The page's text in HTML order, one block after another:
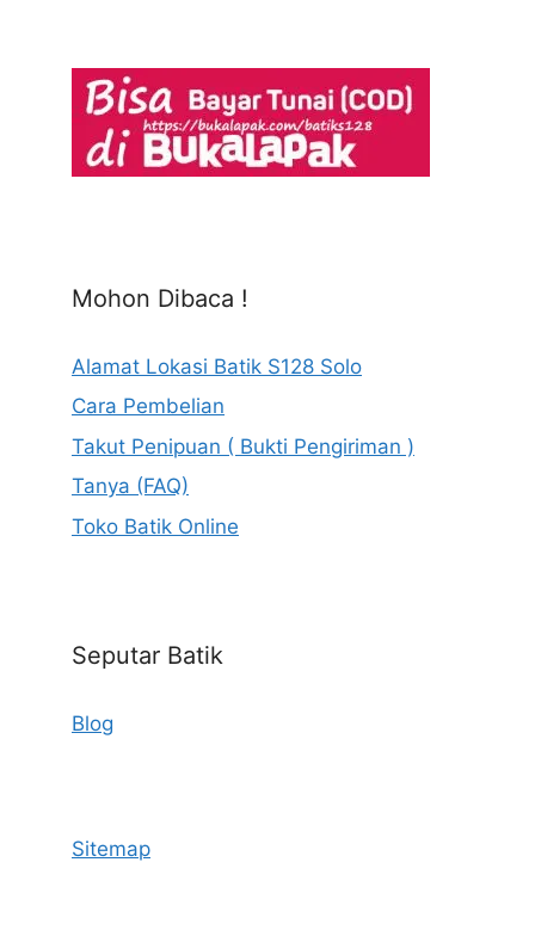
Mohon Dibaca !
Alamat Lokasi Batik S128 Solo
Cara Pembelian
Takut Penipuan ( Bukti Pengiriman )
Tanya (FAQ)
Toko Batik Online
Seputar Batik
Blog
Sitemap